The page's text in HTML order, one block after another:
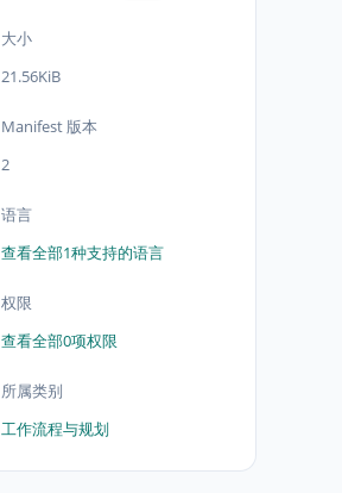
大小
21.56KiB
Manifest 版本
2
语言
查看全部1种支持的语言
权限
查看全部0项权限
所属类别
工作流程与规划